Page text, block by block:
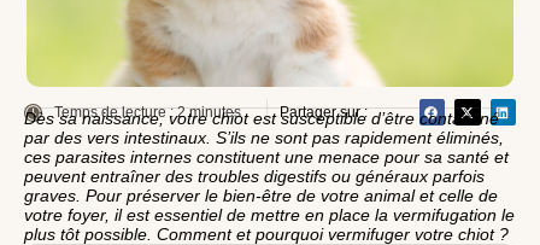
Temps de lecture : 2 minutes Partager sur :
Dès sa naissance, votre chiot est susceptible d’être contaminé
par des vers intestinaux. S’ils ne sont pas rapidement éliminés,
ces parasites internes constituent une menace pour sa santé et
peuvent entraîner des troubles digestifs ou généraux parfois
graves. Pour préserver le bien-être de votre animal et celle de
votre foyer, il est essentiel de mettre en place la vermifugation le
plus tôt possible. Comment et pourquoi vermifuger votre chiot ?